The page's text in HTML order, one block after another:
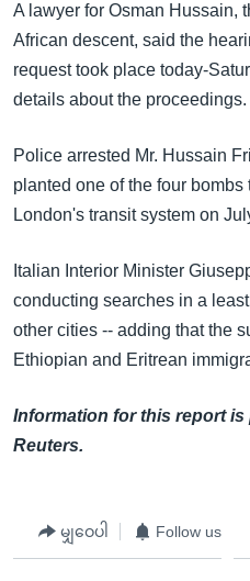
သို့
ကျော်
ကြည့်
ရှာဖွေ
ရန်
နေရာ
သို့
ရန်
ရုပ်ရှင်ထဲက အင်္ဂလိပ်စာ
သုတပဒေသာ အင်္ဂလိပ်စာ
တီဗွီ
ရေဒီယို/တီဗွီအစီအစဉ်
Learning English
ဗွီအိုအေ လူမှုကွန်ယက်များ
A lawyer for Osman Hussain,
African descent, said the
request took place today-
details about the proceedings.
Police arrested Mr. Hussain
planted one of the four
London's transit system on
Italian Interior Minister
conducting searches in a
other cities -- adding that the
Ethiopian and Eritrean
Information for this report is
Reuters.
မျှဝေပါ Follow us